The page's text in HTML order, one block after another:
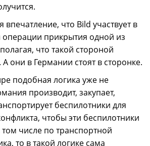
впечатление, что Bild участвует в
прикрытия одной из
что такой стороной
А они в Германии стоят в сторонке.
подобная логика уже не
производит, закупает,
беспилотники для
чтобы эти беспилотники
числе по транспортной
то в такой логике сама